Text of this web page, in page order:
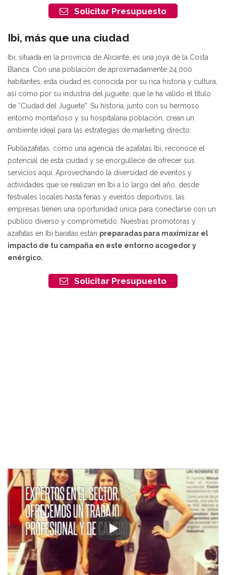
Solicitar Presupuesto
Ibi, más que una ciudad
Ibi, situada en la provincia de Alicante, es una joya de la Costa
Blanca. Con una población de aproximadamente 24,000
habitantes, esta ciudad es conocida por su rica historia y cultura,
así como por su industria del juguete, que le ha valido el título
de “Ciudad del Juguete”. Su historia, junto con su hermoso
entorno montañoso y su hospitalaria población, crean un
ambiente ideal para las estrategias de marketing directo.
Publiazafatas, como una agencia de azafatas Ibi, reconoce el
potencial de esta ciudad y se enorgullece de ofrecer sus
servicios aquí. Aprovechando la diversidad de eventos y
actividades que se realizan en Ibi a lo largo del año, desde
festivales locales hasta ferias y eventos deportivos, las
empresas tienen una oportunidad única para conectarse con un
público diverso y comprometido. Nuestras promotoras y
azafatas en Ibi baratas están preparadas para maximizar el
impacto de tu campaña en este entorno acogedor y
enérgico.
Solicitar Presupuesto